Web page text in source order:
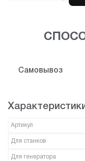
Самовывоз
Артикул
Для станков
Для генератора